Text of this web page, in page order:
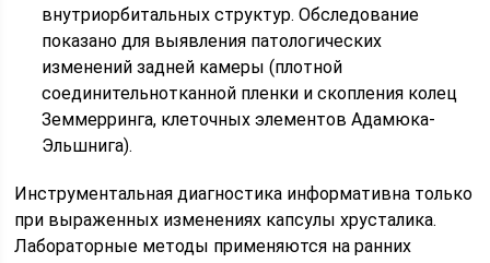
внутриорбитальных структур. Обследование
показано для выявления патологических
изменений задней камеры (плотной
соединительнотканной пленки и скопления колец
Земмерринга, клеточных элементов Адамюка-
Эльшнига).
Инструментальная диагностика информативна только
при выраженных изменениях капсулы хрусталика.
Лабораторные методы применяются на ранних